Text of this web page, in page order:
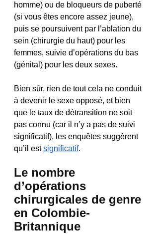
homme) ou de bloqueurs de puberté
(si vous êtes encore assez jeune),
puis se poursuivent par l’ablation du
sein (chirurgie du haut) pour les
femmes, suivie d’opérations du bas
(génital) pour les deux sexes.
Bien sûr, rien de tout cela ne conduit
à devenir le sexe opposé, et bien
que le taux de détransition ne soit
pas connu (car il n’y a pas de suivi
significatif), les enquêtes suggèrent
qu’il est significatif.
Le nombre
d’opérations
chirurgicales de genre
en Colombie-
Britannique